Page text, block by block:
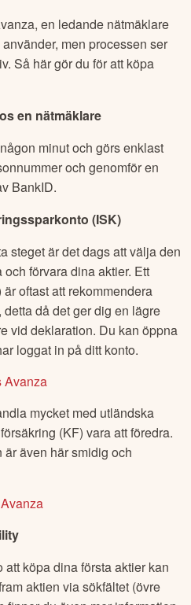
en ledande nätmäklare
men processen ser
Så här gör du för att köpa
en nätmäklare
minut och görs enklast
och genomför en
BankID.
(ISK)
steget är det dags att välja den
förvara dina aktier. Ett
oftast att rekommendera
då det ger dig en lägre
vid deklaration. Du kan öppna
loggat in på ditt konto.
Avanza
mycket med utländska
(KF) vara att föredra.
även här smidig och
köpa dina första aktier kan
aktien via sökfältet (övre